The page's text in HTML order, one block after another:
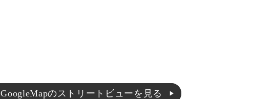
GoogleMapのストリートビューを見る ▶︎